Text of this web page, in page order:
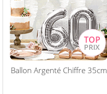
Ballon Argenté Chiffre 35cm